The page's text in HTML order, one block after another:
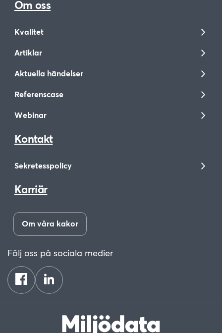
Om oss
Kvalitet
Artiklar
Aktuella händelser
Referenscase
Webinar
Kontakt
Sekretesspolicy
Karriär
Om våra kakor
Följ oss på sociala medier